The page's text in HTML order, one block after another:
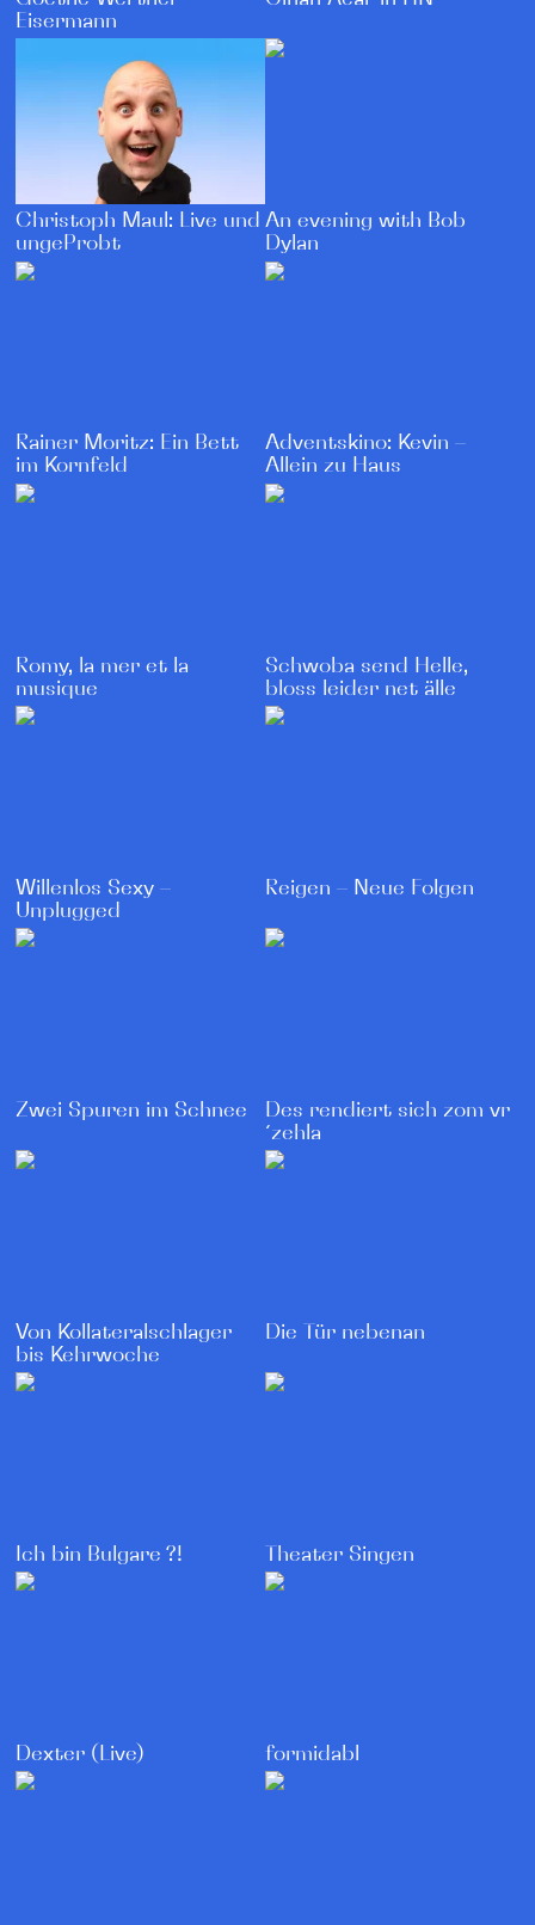
Eisermann
Christoph Maul: Live und
ungeProbt
An evening with Bob
Dylan
Rainer Moritz: Ein Bett
im Kornfeld
Adventskino: Kevin –
Allein zu Haus
Romy, la mer et la
musique
Schwoba send Helle,
bloss leider net älle
Willenlos Sexy –
Unplugged
Reigen – Neue Folgen
Zwei Spuren im Schnee
Des rendiert sich zom vr
´zehla
Von Kollateral­schlager
bis Kehrwoche
Die Tür nebenan
Ich bin Bulgare ?! Theater Singen
Dexter (Live) formidabl